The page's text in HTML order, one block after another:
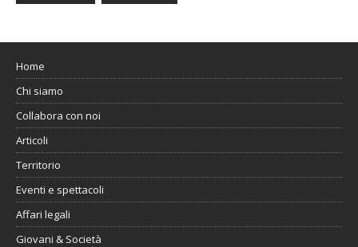
Home
Chi siamo
Collabora con noi
Articoli
Territorio
Eventi e spettacoli
Affari legali
Giovani & Società